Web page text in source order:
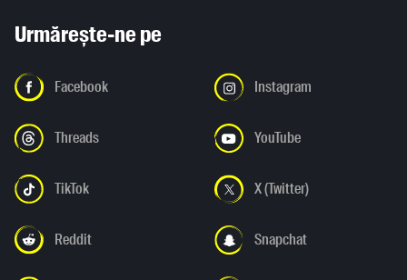
Urmărește-ne pe
Facebook Instagram
Threads YouTube
TikTok X (Twitter)
Reddit Snapchat